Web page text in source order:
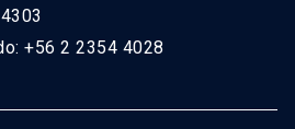
+56 2 2354 4028